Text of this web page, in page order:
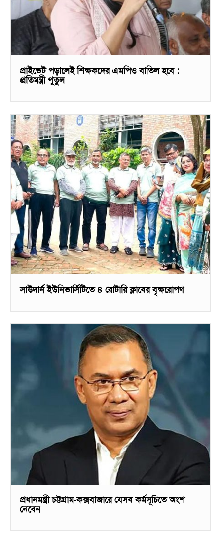
প্রাইভেট পড়ালেই শিক্ষকদের এমপিও বাতিল হবে :
প্রতিমন্ত্রী পুতুল
সাউদার্ন ইউনিভার্সিটিতে ৪ রোটারি ক্লাবের বৃক্ষরোপণ
প্রধানমন্ত্রী চট্টগ্রাম-কক্সবাজারে যেসব কর্মসূচিতে অংশ
নেবেন